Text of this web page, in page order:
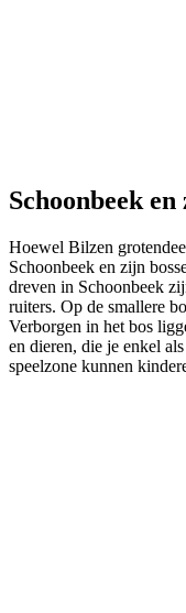
Schoonbeek en
Hoewel Bilzen
Schoonbeek en zijn
dreven in Schoonbeek
ruiters. Op de smallere
Verborgen in het bos
en dieren, die je enkel
speelzone kunnen